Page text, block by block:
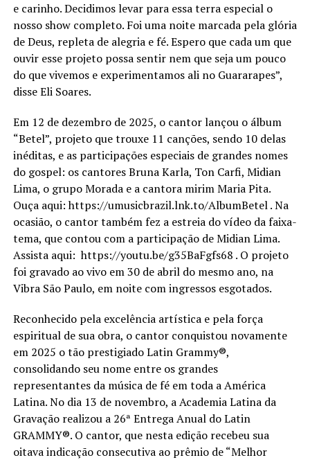
e carinho. Decidimos levar para essa terra especial o
nosso show completo. Foi uma noite marcada pela glória
de Deus, repleta de alegria e fé. Espero que cada um que
ouvir esse projeto possa sentir nem que seja um pouco
do que vivemos e experimentamos ali no Guararapes”,
disse Eli Soares.
Em 12 de dezembro de 2025, o cantor lançou o álbum
“Betel”, projeto que trouxe 11 canções, sendo 10 delas
inéditas, e as participações especiais de grandes nomes
do gospel: os cantores Bruna Karla, Ton Carfi, Midian
Lima, o grupo Morada e a cantora mirim Maria Pita.
Ouça aqui: https://umusicbrazil.lnk.to/AlbumBetel . Na
ocasião, o cantor também fez a estreia do vídeo da faixa-
tema, que contou com a participação de Midian Lima.
Assista aqui: https://youtu.be/g35BaFgfs68 . O projeto
foi gravado ao vivo em 30 de abril do mesmo ano, na
Vibra São Paulo, em noite com ingressos esgotados.
Reconhecido pela excelência artística e pela força
espiritual de sua obra, o cantor conquistou novamente
em 2025 o tão prestigiado Latin Grammy®️,
consolidando seu nome entre os grandes
representantes da música de fé em toda a América
Latina. No dia 13 de novembro, a Academia Latina da
Gravação realizou a 26ª Entrega Anual do Latin
GRAMMY®️. O cantor, que nesta edição recebeu sua
oitava indicação consecutiva ao prêmio de “Melhor